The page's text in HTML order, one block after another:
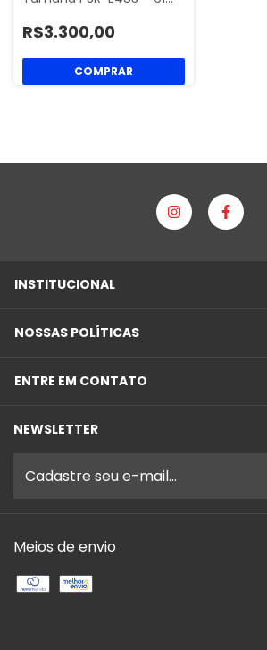
R$3.300,00
INSTITUCIONAL
NOSSAS POLÍTICAS
ENTRE EM CONTATO
NEWSLETTER
Meios de envio